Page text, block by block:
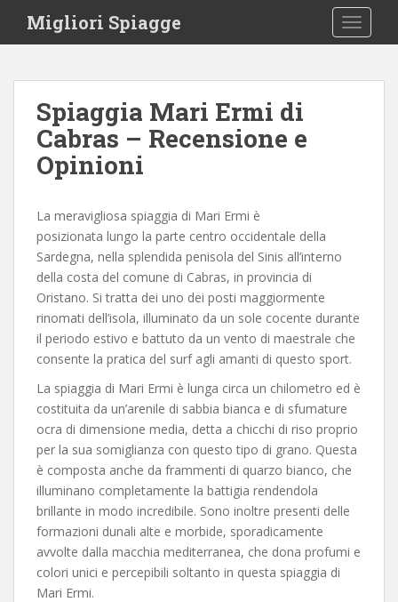
i
Migliori Spiagge
Spiaggia Mari Ermi di
Cabras – Recensione e
Opinioni
La meravigliosa spiaggia di Mari Ermi è
posizionata lungo la parte centro occidentale della
Sardegna, nella splendida penisola del Sinis all’interno
della costa del comune di Cabras, in provincia di
Oristano. Si tratta dei uno dei posti maggiormente
rinomati dell’isola, illuminato da un sole cocente durante
il periodo estivo e battuto da un vento di maestrale che
consente la pratica del surf agli amanti di questo sport.
La spiaggia di Mari Ermi è lunga circa un chilometro ed è
costituita da un’arenile di sabbia bianca e di sfumature
ocra di dimensione media, detta a chicchi di riso proprio
per la sua somiglianza con questo tipo di grano. Questa
è composta anche da frammenti di quarzo bianco, che
illuminano completamente la battigia rendendola
brillante in modo incredibile. Sono inoltre presenti delle
formazioni dunali alte e morbide, sporadicamente
avvolte dalla macchia mediterranea, che dona profumi e
colori unici e percepibili soltanto in questa spiaggia di
Mari Ermi.